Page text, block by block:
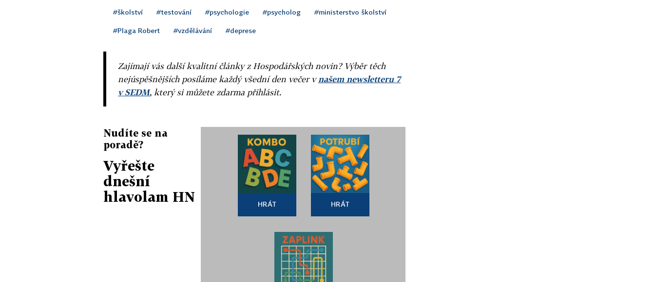
#školství #testování #psychologie #psycholog #ministerstvo školství
#Plaga Robert #vzdělávání #deprese
Zajímají vás další kvalitní články z Hospodářských novin? Výběr těch
nejúspěšnějších posíláme každý všední den večer vnašem newsletteru 7
v SEDM, který si můžete zdarma přihlásit.
Nudíte se na
poradě?
Vyřešte
dnešní
hlavolam HN
HRÁT HRÁT